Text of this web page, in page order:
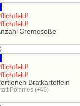
Cremesoße
Bratkartoffeln
Pommes (+4€)